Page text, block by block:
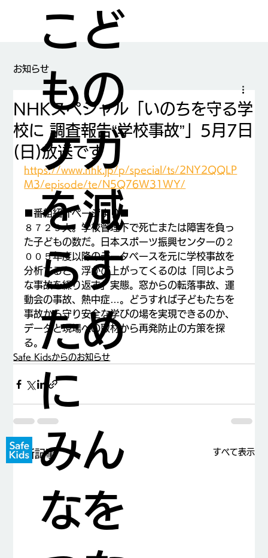
こど
もの
ケガ
を減
らす
ため
に
みん
なを
NHKスペシャル「いのちを守る学
校に 調査報告“学校事故”」5月7日
(日)放送です
https://www.nhk.jp/p/special/ts/2NY2QQLP
M3/episode/te/N5Q76W31WY/
■番組紹介ページより■
８７２９人。学校管理下で死亡または障害を負っ
た子どもの数だ。日本スポーツ振興センターの２
００５年度以降のデータベースを元に学校事故を
分析すると、浮かび上がってくるのは「同じよう
な事故を繰り返す」実態。窓からの転落事故、運
動会の事故、熱中症…。どうすれば子どもたちを
事故から守り安全な学びの場を実現できるのか、
データと現場への取材から再発防止の方策を探
る。
Safe Kidsからのお知らせ
最新記事 すべて表示
​お知らせ